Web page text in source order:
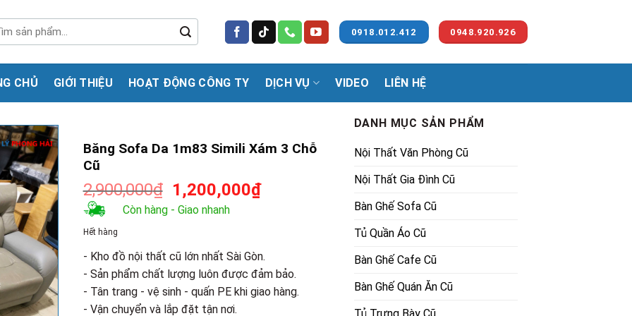
0918.012.412 0948.920.926
CHỦ GIỚI THIỆU HOẠT ĐỘNG CÔNG TY DỊCH VỤ VIDEO LIÊN HỆ
Băng Sofa Da 1m83 Simili Xám 3 Chỗ
Cũ
2,900,000₫ Giá
gốc
1,200,000₫Giá
1,200,000₫.
Còn hàng - Giao nhanh
Hết hàng
- Kho đồ nội thất cũ lớn nhất Sài Gòn.
- Sản phẩm chất lượng luôn được đảm bảo.
- Tân trang - vệ sinh - quấn PE khi giao hàng.
- Vận chuyển và lắp đặt tận nơi.
DANH MỤC SẢN PHẨM
Nội Thất Văn Phòng Cũ
Nội Thất Gia Đình Cũ
Bàn Ghế Sofa Cũ
Tủ Quần Áo Cũ
Bàn Ghế Cafe Cũ
Bàn Ghế Quán Ăn Cũ
Tủ Trưng Bày Cũ